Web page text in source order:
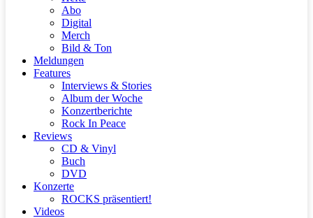
Abo
Digital
Merch
Bild & Ton
Meldungen
Features
Interviews & Stories
Album der Woche
Konzertberichte
Rock In Peace
Reviews
CD & Vinyl
Buch
DVD
Konzerte
ROCKS präsentiert!
Videos